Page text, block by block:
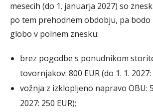
mesecih (do 1. januarja 2027) so
po tem prehodnem obdobju, pa
globo v polnem znesku:
brez pogodbe s ponudnikom
tovornjakov: 800 EUR (do 1. 1. 2027:
vožnja z izklopljeno napravo OBU:
2027: 250 EUR);